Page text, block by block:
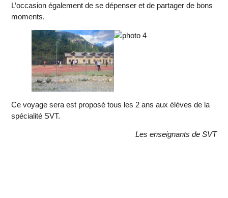
L’occasion également de se dépenser et de partager de bons
moments.
Ce voyage sera est proposé tous les 2 ans aux élèves de la
spécialité SVT.
Les enseignants de SVT